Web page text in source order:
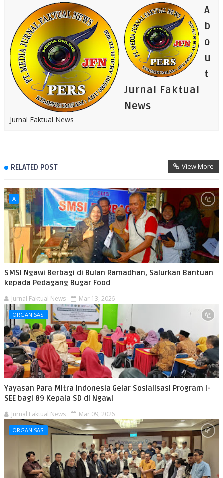
A
b
o
u
t
Jurnal Faktual
News
Jurnal Faktual News
RELATED POST View More
A
SMSI Ngawi Berbagi di Bulan Ramadhan, Salurkan Bantuan
kepada Pedagang Bugar Food
Jurnal Faktual News Mar 13, 2026
ORGANISASI
Yayasan Para Mitra Indonesia Gelar Sosialisasi Program I-
SEE bagi 89 Kepala SD di Ngawi
Jurnal Faktual News Mar 09, 2026
ORGANISASI